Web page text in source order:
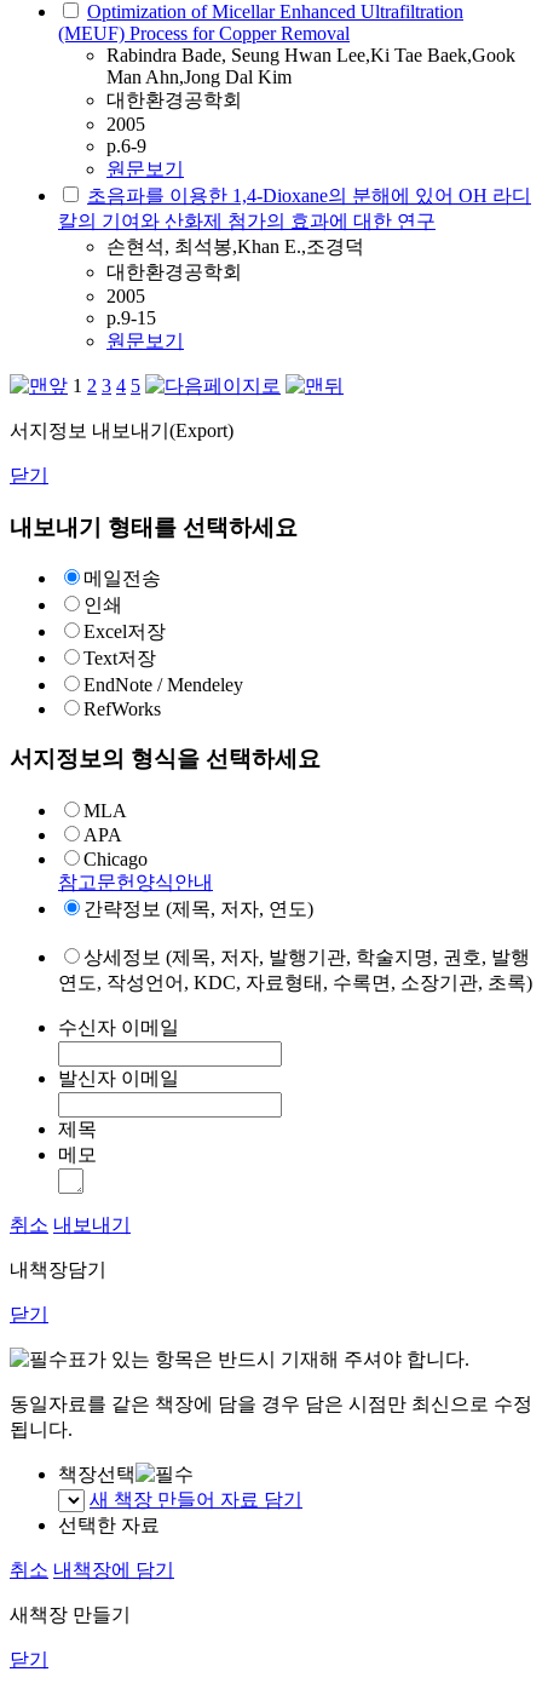
Optimization of Micellar Enhanced Ultrafiltration
(MEUF) Process for Copper Removal
Rabindra Bade, Seung Hwan Lee,Ki Tae Baek,Gook
Man Ahn,Jong Dal Kim
대한환경공학회
2005
p.6-9
원문보기
초음파를 이용한 1,4-Dioxane의 분해에 있어 OH 라디
칼의 기여와 산화제 첨가의 효과에 대한 연구
손현석, 최석봉,Khan E.,조경덕
대한환경공학회
2005
p.9-15
원문보기
1 2 3 4 5
서지정보 내보내기(Export)
닫기
내보내기 형태를 선택하세요
메일전송
인쇄
Excel저장
Text저장
EndNote / Mendeley
RefWorks
서지정보의 형식을 선택하세요
MLA
APA
Chicago
참고문헌양식안내
간략정보 (제목, 저자, 연도)
상세정보 (제목, 저자, 발행기관, 학술지명, 권호, 발행
연도, 작성언어, KDC, 자료형태, 수록면, 소장기관, 초록)
수신자 이메일
발신자 이메일
제목
메모
취소 내보내기
내책장담기
닫기
표가 있는 항목은 반드시 기재해 주셔야 합니다.
동일자료를 같은 책장에 담을 경우 담은 시점만 최신으로 수정
됩니다.
책장선택
새 책장 만들어 자료 담기
선택한 자료
취소 내책장에 담기
새책장 만들기
닫기